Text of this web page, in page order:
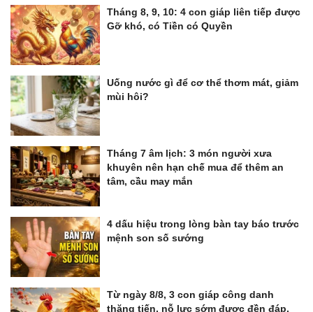
Tháng 8, 9, 10: 4 con giáp liên tiếp được
Gỡ khó, có Tiền có Quyền
Uống nước gì để cơ thể thơm mát, giảm
mùi hôi?
Tháng 7 âm lịch: 3 món người xưa
khuyên nên hạn chế mua để thêm an
tâm, cầu may mắn
4 dấu hiệu trong lòng bàn tay báo trước
mệnh son số sướng
Từ ngày 8/8, 3 con giáp công danh
thăng tiến, nỗ lực sớm được đền đáp,